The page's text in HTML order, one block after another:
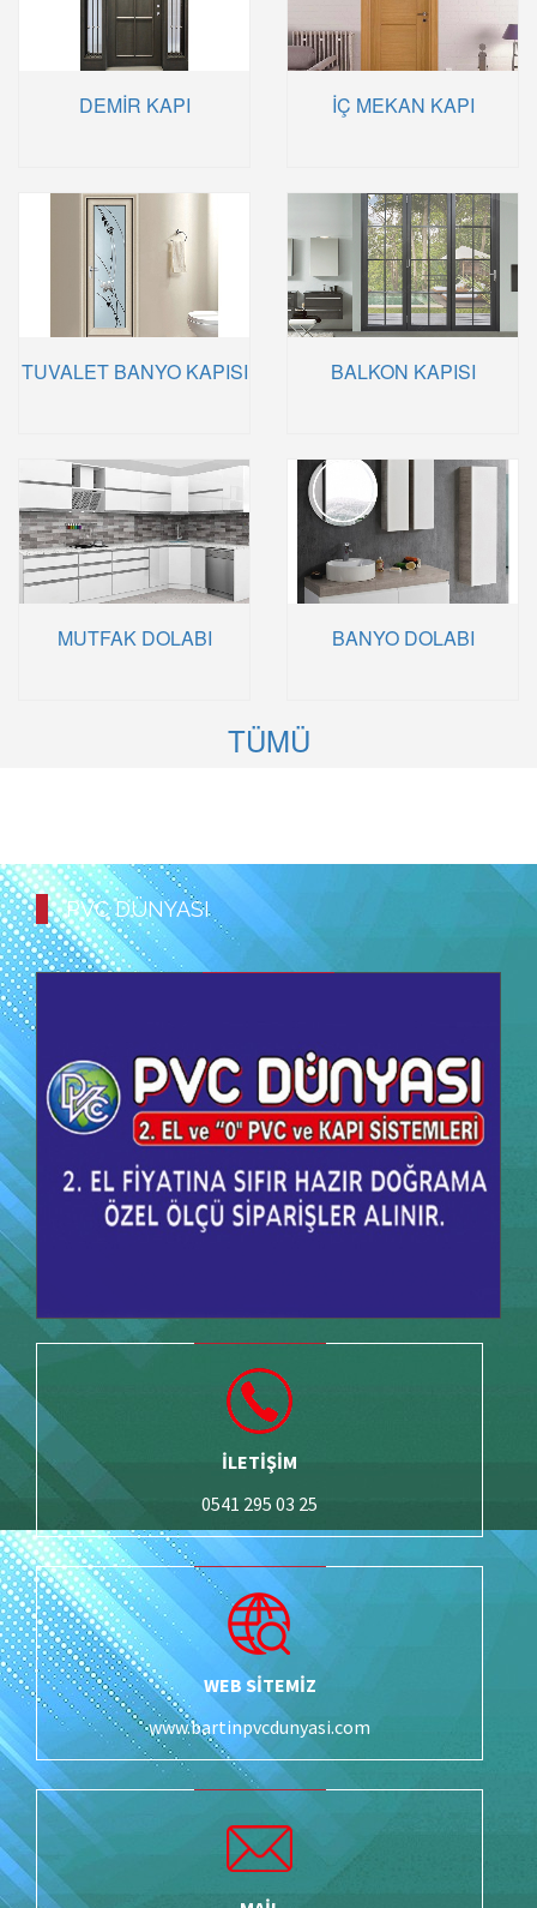
DEMİR KAPI İÇ MEKAN KAPI
TUVALET BANYO KAPISI BALKON KAPISI
MUTFAK DOLABI BANYO DOLABI
TÜMÜ
PVC DÜNYASI
İLETİŞİM
0541 295 03 25
WEB SİTEMİZ
www.bartinpvcdunyasi.com